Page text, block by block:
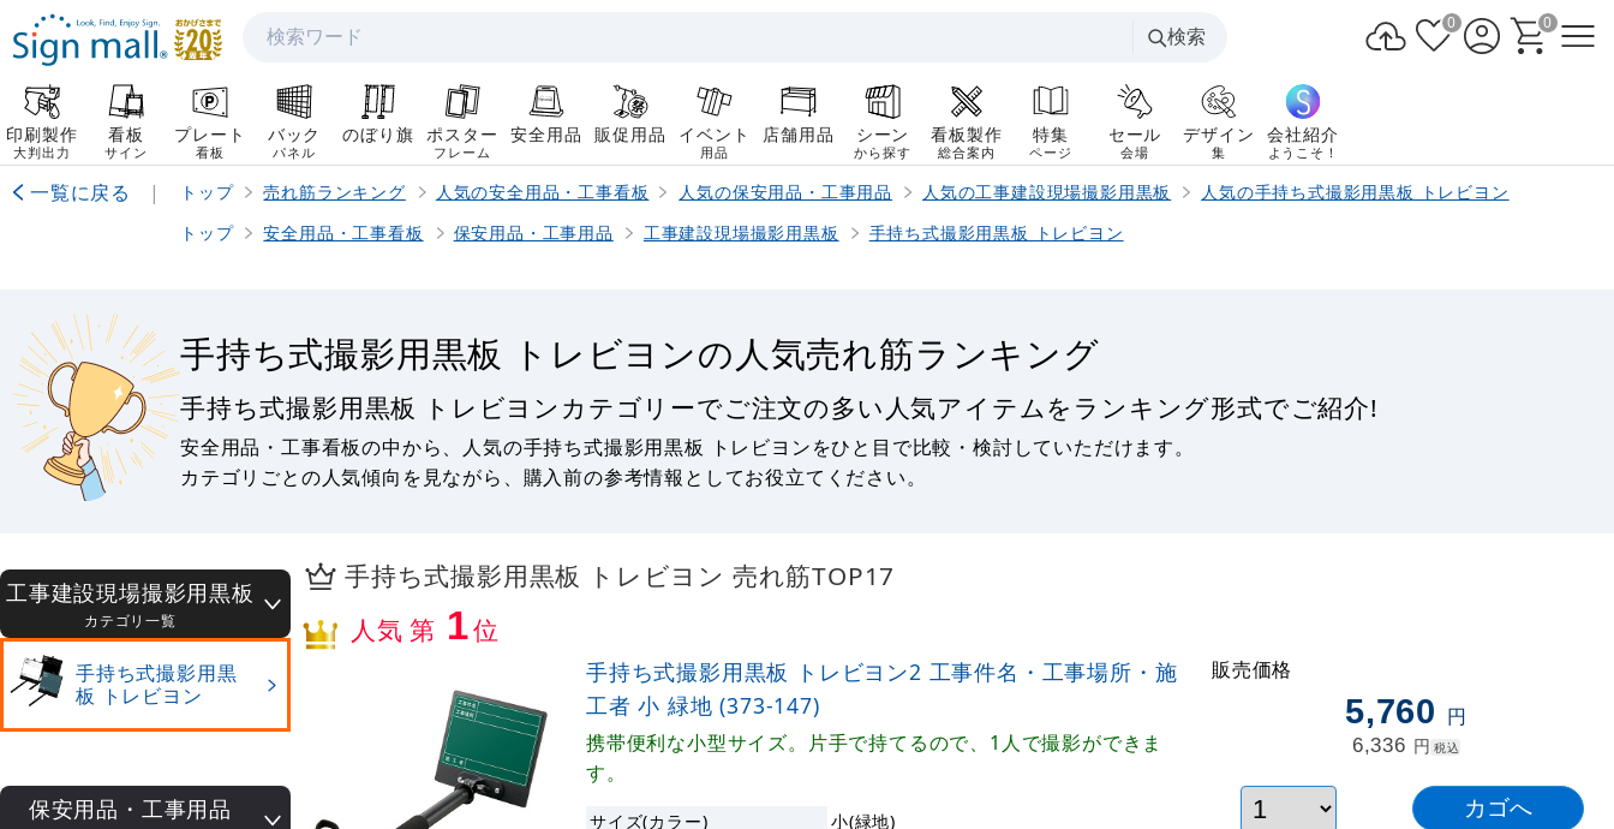
検索
検索
0 0
印刷製作
大判出力
看板
サイン
プレート
看板
バック
パネル
のぼり旗 ポスター
フレーム
安全用品 販促用品 イベント
用品
店舗用品 シーン
から探す
看板製作
総合案内
特集
ページ
セール
会場
デザイン
集
会社紹介
ようこそ！
一覧に戻る | トップ 売れ筋ランキング 人気の安全用品・工事看板 人気の保安用品・工事用品 人気の工事建設現場撮影用黒板
人気の手持ち式撮影用黒板 トレビヨン
トップ
安全用品・工事看板 保安用品・工事用品 工事建設現場撮影用黒板 手持ち式撮影用黒板 トレビヨン
手持ち式撮影用黒板 トレビヨンの人気売れ筋ランキング
手持ち式撮影用黒板 トレビヨンカテゴリーでご注文の多い人気アイテムをランキング形式でご紹介!
安全用品・工事看板の中から、人気の手持ち式撮影用黒板 トレビヨンをひと目で比較・検討していただけます。
カテゴリごとの人気傾向を見ながら、購入前の参考情報としてお役立てください。
手持ち式撮影用黒板 トレビヨン 売れ筋TOP17
人気 第 1位
手持ち式撮影用黒板 トレビヨン2 工事件名・工事場所・施
工者 小 緑地 (373-147)
携帯便利な小型サイズ。片手で持てるので、1人で撮影ができま
す。
サイズ(カラー)
小(緑地)
販売価格
5,760 円
6,336 円 税込
工事建設現場撮影用黒板
カテゴリ一覧
手持ち式撮影用黒
板 トレビヨン
保安用品・工事用品